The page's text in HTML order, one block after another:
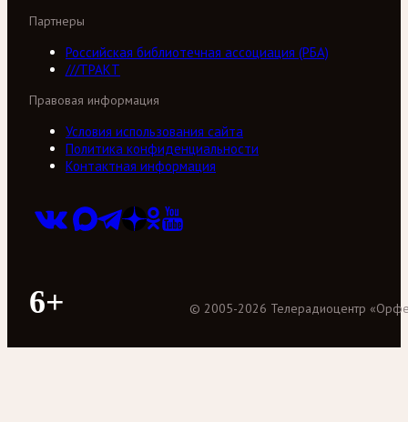
Партнеры
Российская библиотечная ассоциация (РБА)
///ТРАКТ
Правовая информация
Условия использования сайта
Политика конфиденциальности
Контактная информация
6+ © 2005-2026 Телерадиоцентр